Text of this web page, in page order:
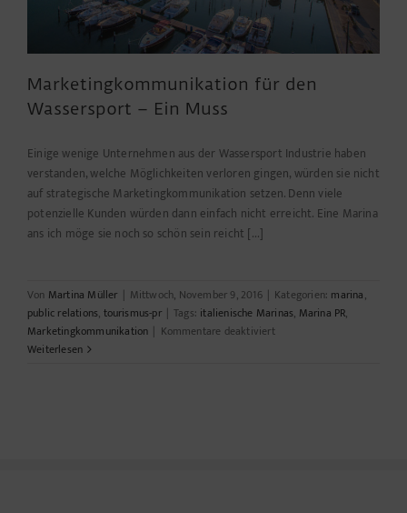
Marketingkommunikation für den
Wassersport – Ein Muss
Einige wenige Unternehmen aus der Wassersport Industrie haben
verstanden, welche Möglichkeiten verloren gingen, würden sie nicht
auf strategische Marketingkommunikation setzen. Denn viele
potenzielle Kunden würden dann einfach nicht erreicht. Eine Marina
ans ich möge sie noch so schön sein reicht [...]
Von Martina Müller | Mittwoch, November 9, 2016 | Kategorien: marina,
public relations, tourismus-pr | Tags: italienische Marinas, Marina PR,
Marketingkommunikation | Kommentare deaktiviertfür
Weiterlesen